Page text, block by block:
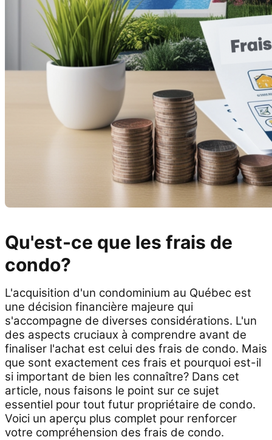
Qu'est-ce que les frais de
condo?
L'acquisition d'un condominium au Québec est
une décision financière majeure qui
s'accompagne de diverses considérations. L'un
des aspects cruciaux à comprendre avant de
finaliser l'achat est celui des frais de condo. Mais
que sont exactement ces frais et pourquoi est-il
si important de bien les connaître? Dans cet
article, nous faisons le point sur ce sujet
essentiel pour tout futur propriétaire de condo.
Voici un aperçu plus complet pour renforcer
votre compréhension des frais de condo.